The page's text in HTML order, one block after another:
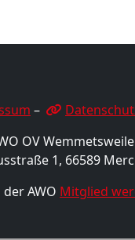
–
OV
1, 66589
der AWO Mitglied